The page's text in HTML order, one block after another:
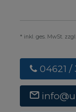
* inkl. ges. MwSt.
04621 /